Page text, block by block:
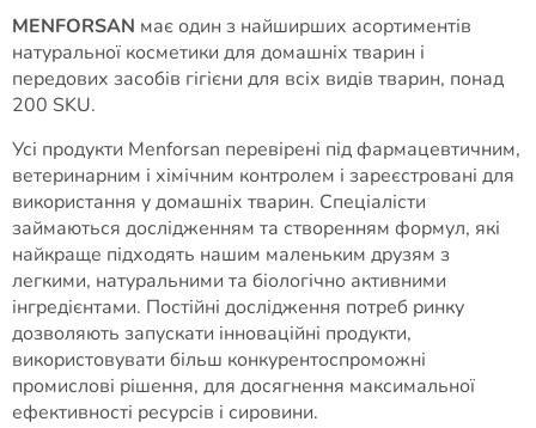
MENFORSAN має один з найширших асортиментів
натуральної косметики для домашніх тварин і
передових засобів гігієни для всіх видів тварин, понад
200 SKU.
Усі продукти Menforsan перевірені під фармацевтичним,
ветеринарним і хімічним контролем і зареєстровані для
використання у домашніх тварин. Спеціалісти
займаються дослідженням та створенням формул, які
найкраще підходять нашим маленьким друзям з
легкими, натуральними та біологічно активними
інгредієнтами. Постійні дослідження потреб ринку
дозволяють запускати інноваційні продукти,
використовувати більш конкурентоспроможні
промислові рішення, для досягнення максимальної
ефективності ресурсів і сировини.